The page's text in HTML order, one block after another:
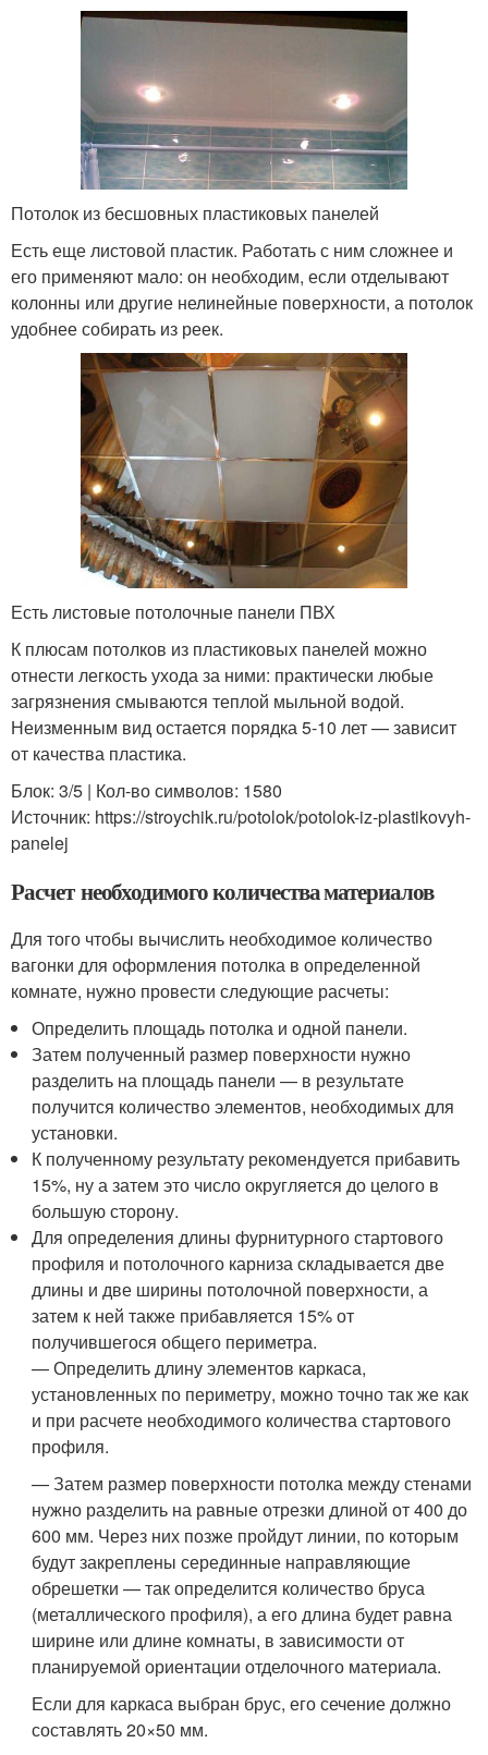
Потолок из бесшовных пластиковых панелей
Есть еще листовой пластик. Работать с ним сложнее и
его применяют мало: он необходим, если отделывают
колонны или другие нелинейные поверхности, а потолок
удобнее собирать из реек.
Есть листовые потолочные панели ПВХ
К плюсам потолков из пластиковых панелей можно
отнести легкость ухода за ними: практически любые
загрязнения смываются теплой мыльной водой.
Неизменным вид остается порядка 5-10 лет — зависит
от качества пластика.
Блок: 3/5 | Кол-во символов: 1580
Источник: https://stroychik.ru/potolok/potolok-iz-plastikovyh-
panelej
Расчет необходимого количества материалов
Для того чтобы вычислить необходимое количество
вагонки для оформления потолка в определенной
комнате, нужно провести следующие расчеты:
Определить площадь потолка и одной панели.
Затем полученный размер поверхности нужно
разделить на площадь панели — в результате
получится количество элементов, необходимых для
установки.
К полученному результату рекомендуется прибавить
15%, ну а затем это число округляется до целого в
большую сторону.
Для определения длины фурнитурного стартового
профиля и потолочного карниза складывается две
длины и две ширины потолочной поверхности, а
затем к ней также прибавляется 15% от
получившегося общего периметра.
— Определить длину элементов каркаса,
установленных по периметру, можно точно так же как
и при расчете необходимого количества стартового
профиля.
— Затем размер поверхности потолка между стенами
нужно разделить на равные отрезки длиной от 400 до
600 мм. Через них позже пройдут линии, по которым
будут закреплены серединные направляющие
обрешетки — так определится количество бруса
(металлического профиля), а его длина будет равна
ширине или длине комнаты, в зависимости от
планируемой ориентации отделочного материала.
Если для каркаса выбран брус, его сечение должно
составлять 20×50 мм.